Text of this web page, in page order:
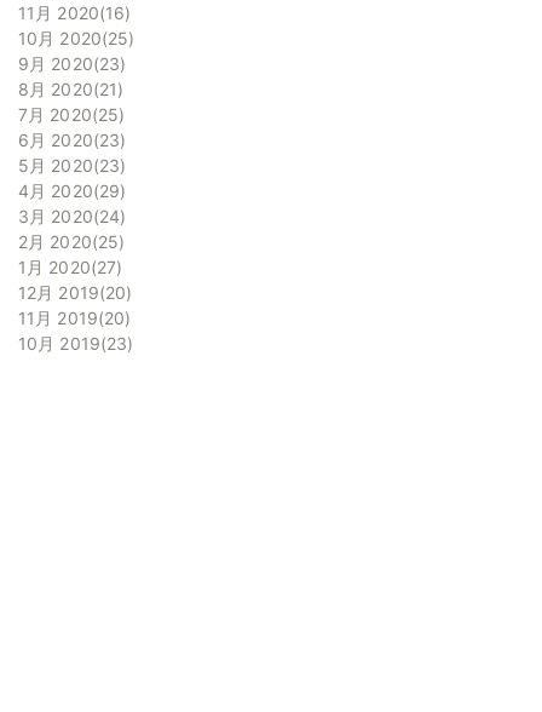
11月 2020 16
10月 2020 25
9月 2020 23
8月 2020 21
7月 2020 25
6月 2020 23
5月 2020 23
4月 2020 29
3月 2020 24
2月 2020 25
1月 2020 27
12月 2019 20
11月 2019 20
10月 2019 23